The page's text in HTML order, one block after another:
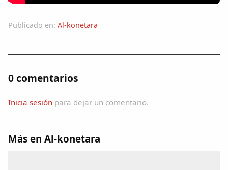
Biblioteca
Foros
Idiosincrasia
Diccionario
Publicado en: Al-konetara
0 comentarios
Inicia sesión para dejar un comentario.
Más en Al-konetara